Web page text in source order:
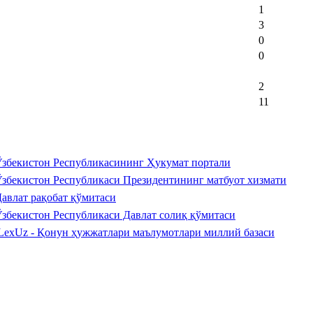
1
3
0
0
2
11
Республикасининг Ҳукумат портали
Республикаси Президентининг матбуот хизмати
рақобат қўмитаси
Республикаси Давлат солиқ қўмитаси
- Қонун ҳужжатлари маълумотлари миллий базаси